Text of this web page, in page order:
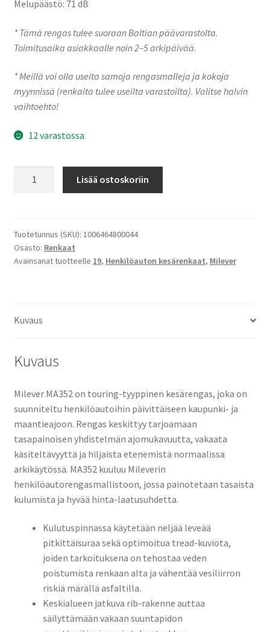
Melupäästö: 71 dB
* Tämä rengas tulee suoraan Baltian päävarastolta.
Toimitusaika asiakkaalle noin 2–5 arkipäivää.
* Meillä voi olla useita samoja rengasmalleja ja kokoja
myynnissä (renkaita tulee useilta varastoilta). Valitse halvin
vaihtoehto!
12 varastossa
XL
(Sunny)
määrä
Lisää ostoskoriin
Tuotetunnus (SKU): 1006464800044
Osasto: Renkaat
Avainsanat tuotteelle 19, Henkilöauton kesärenkaat, Milever
Kuvaus
Kuvaus
Milever MA352 on touring-tyyppinen kesärengas, joka on
suunniteltu henkilöautoihin päivittäiseen kaupunki- ja
maantieajoon. Rengas keskittyy tarjoamaan
tasapainoisen yhdistelmän ajomukavuutta, vakaata
käsiteltävyyttä ja hiljaista etenemistä normaalissa
arkikäytössä. MA352 kuuluu Mileverin
henkilöautorengasmallistoon, jossa painotetaan tasaista
kulumista ja hyvää hinta-laatusuhdetta.
Kulutuspinnassa käytetään neljää leveää
pitkittäisuraa sekä optimoitua tread-kuviota,
joiden tarkoituksena on tehostaa veden
poistumista renkaan alta ja vähentää vesiliirron
riskiä märällä asfaltilla.
Keskialueen jatkuva rib-rakenne auttaa
säilyttämään vakaan suuntapidon